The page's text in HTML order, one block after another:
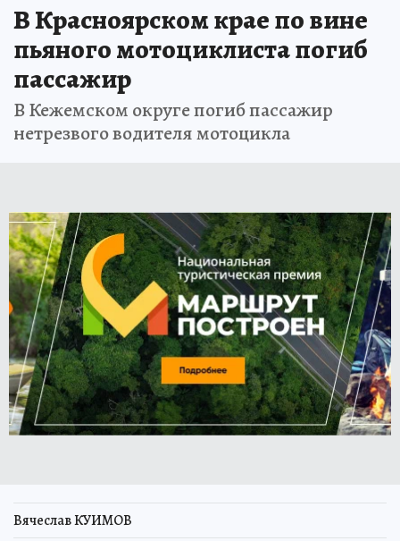
В Красноярском крае по вине
пьяного мотоциклиста погиб
пассажир
В Кежемском округе погиб пассажир
нетрезвого водителя мотоцикла
Вячеслав КУИМОВ